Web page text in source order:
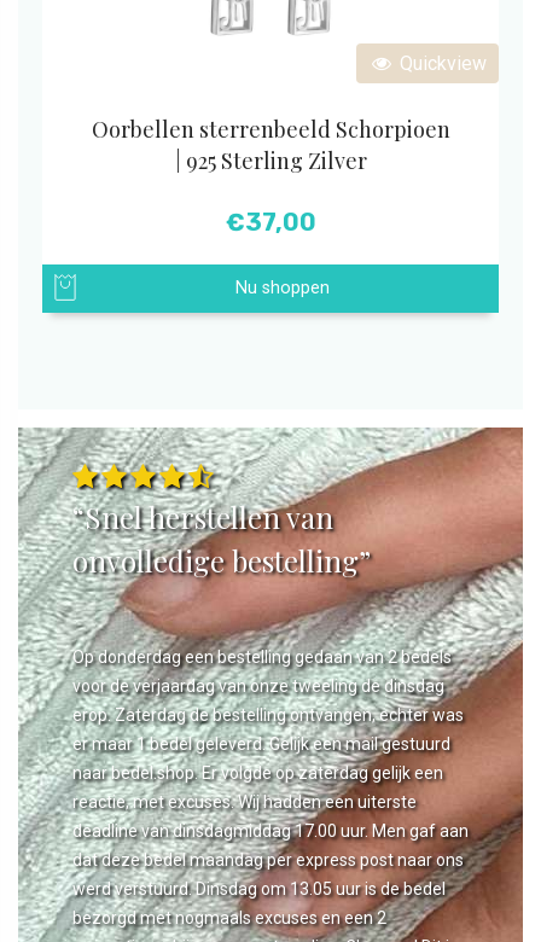
Quickview
Oorbellen sterrenbeeld Schorpioen
| 925 Sterling Zilver
€37,00
Nu shoppen
“Snel herstellen van
onvolledige bestelling”
Op donderdag een bestelling gedaan van 2 bedels
voor de verjaardag van onze tweeling de dinsdag
erop. Zaterdag de bestelling ontvangen, echter was
er maar 1 bedel geleverd. Gelijk een mail gestuurd
naar bedel.shop. Er volgde op zaterdag gelijk een
reactie, met excuses. Wij hadden een uiterste
deadline van dinsdagmiddag 17.00 uur. Men gaf aan
dat deze bedel maandag per express post naar ons
werd verstuurd. Dinsdag om 13.05 uur is de bedel
bezorgd met nogmaals excuses en een 2